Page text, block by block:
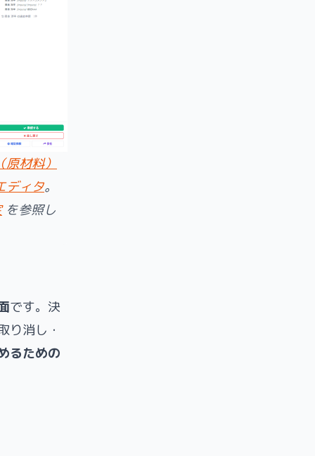
材料）
ディタ。
を参照し
です。決
り消し・
るための